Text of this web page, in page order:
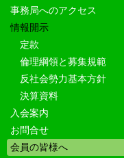
事務局へのアクセス
情報開示
定款
倫理綱領と募集規範
反社会勢力基本方針
決算資料
入会案内
お問合せ
会員の皆様へ